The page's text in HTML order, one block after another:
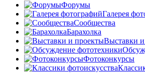
Форумы
Галерея
Сообщества
Барахолка
Выставки
Фотоконкурсы